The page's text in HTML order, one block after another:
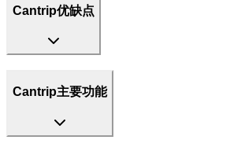
Cantrip优缺点
Cantrip主要功能